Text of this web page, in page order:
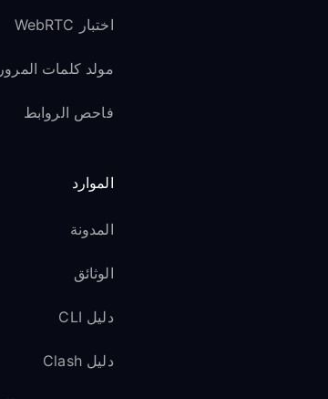
اختبار WebRTC
مولد كلمات المرور
فاحص الروابط
الموارد
المدونة
الوثائق
دليل CLI
دليل Clash